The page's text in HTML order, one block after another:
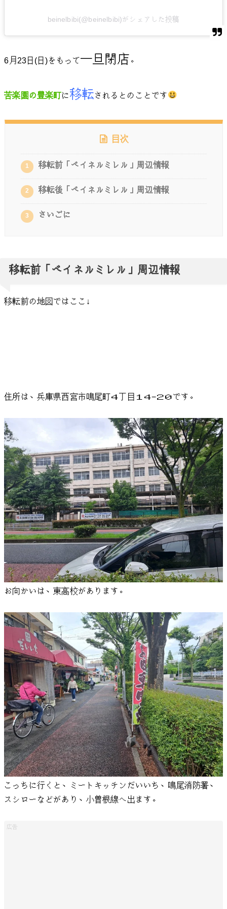
beinelbibi(@beinelbibi)がシェアした投稿
6月23日(日)をもって一旦閉店。
苦楽園の豊楽町に移転されるとのことです
目次
1 移転前「ベイネルミレル」周辺情報
2 移転後「ベイネルミレル」周辺情報
3 さいごに
移転前「ベイネルミレル」周辺情報
移転前の地図ではここ↓
住所は、兵庫県西宮市鳴尾町４丁目１４−２０です。
お向かいは、東高校があります。
こっちに行くと、ミートキッチンだいいち、鳴尾消防署、
スシローなどがあり、小曽根線へ出ます。